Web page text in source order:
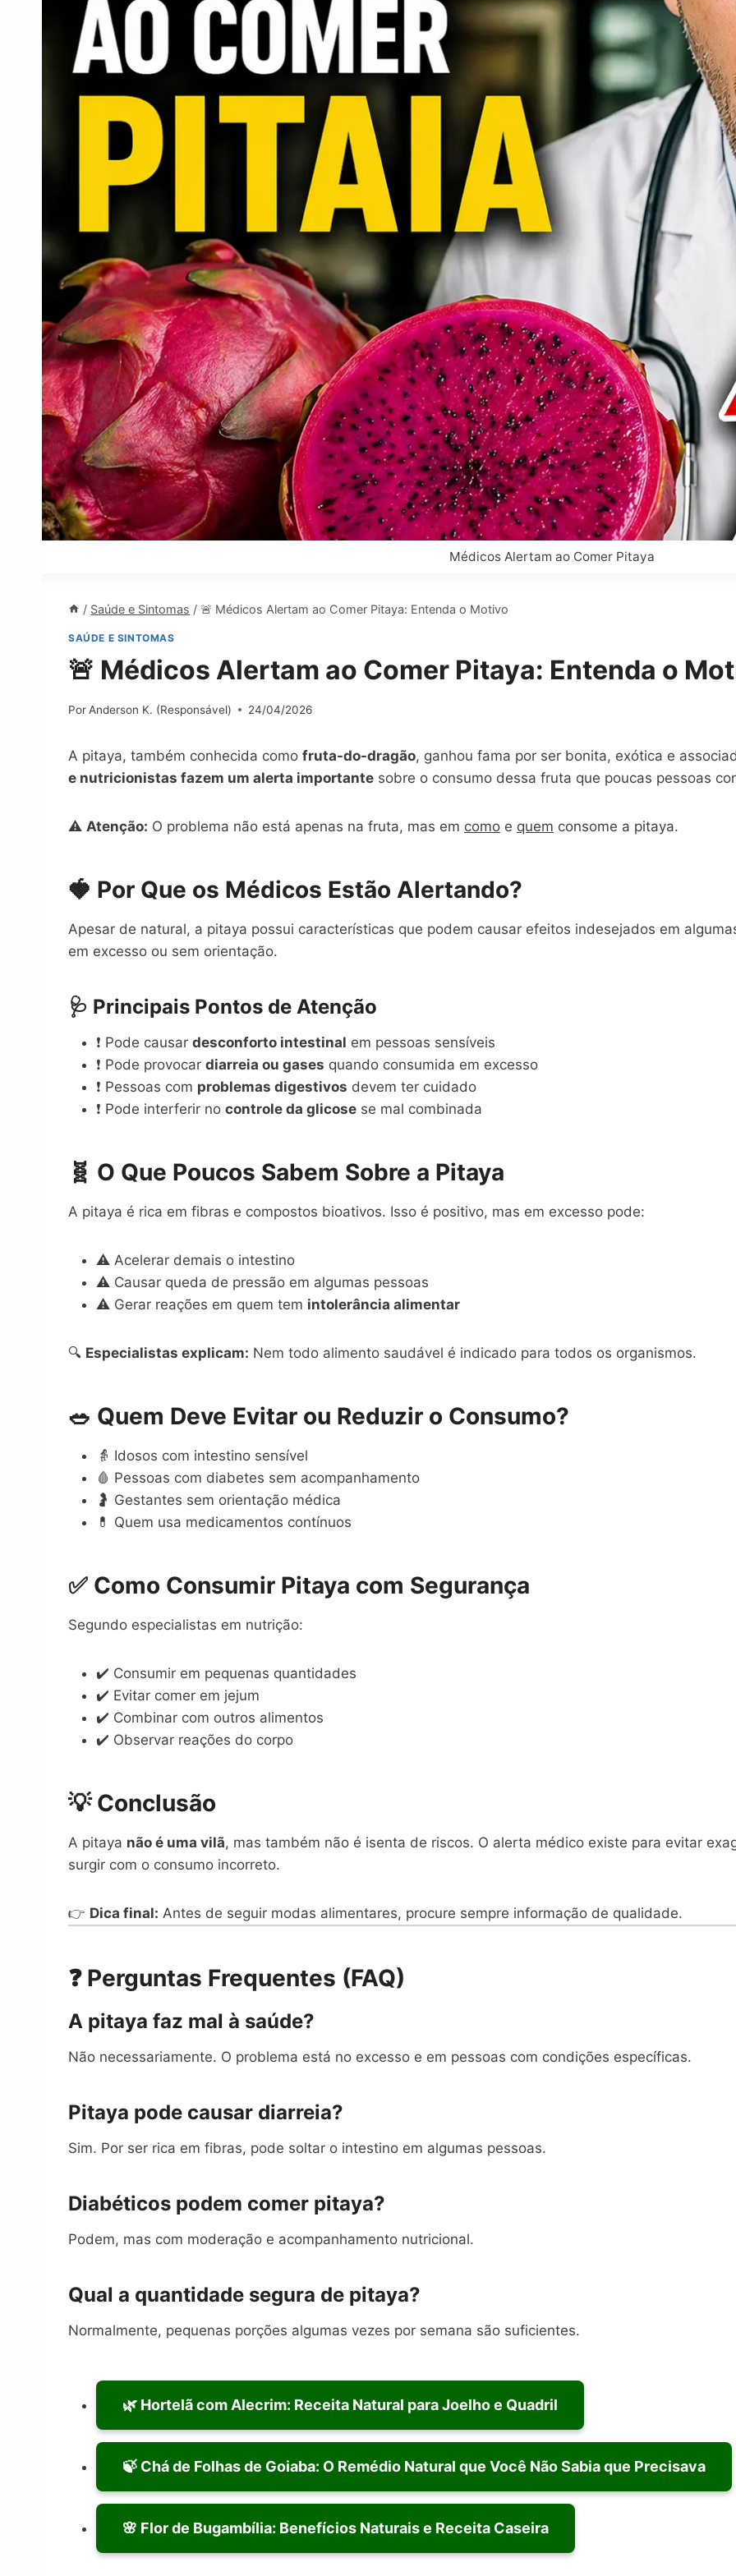
Médicos Alertam ao Comer Pitaya
/ Saúde e Sintomas / 🚨 Médicos Alertam ao Comer Pitaya: Entenda o Motivo
SAÚDE E SINTOMAS
🚨 Médicos Alertam ao Comer Pitaya: Entenda o
Por Anderson K. (Responsável) 24/04/2026
A pitaya, também conhecida como fruta-do-dragão, ganhou fama por ser bonita, exótica e
e nutricionistas fazem um alerta importante sobre o consumo dessa fruta que poucas pessoas
⚠️ Atenção: O problema não está apenas na fruta, mas em como e quem consome a pitaya.
🍓 Por Que os Médicos Estão Alertando?
Apesar de natural, a pitaya possui características que podem causar efeitos indesejados em
em excesso ou sem orientação.
🩺 Principais Pontos de Atenção
❗ Pode causar desconforto intestinal em pessoas sensíveis
❗ Pode provocar diarreia ou gases quando consumida em excesso
❗ Pessoas com problemas digestivos devem ter cuidado
❗ Pode interferir no controle da glicose se mal combinada
🧬 O Que Poucos Sabem Sobre a Pitaya
A pitaya é rica em fibras e compostos bioativos. Isso é positivo, mas em excesso pode:
⚠️ Acelerar demais o intestino
⚠️ Causar queda de pressão em algumas pessoas
⚠️ Gerar reações em quem tem intolerância alimentar
🔍 Especialistas explicam: Nem todo alimento saudável é indicado para todos os organismos.
🥗 Quem Deve Evitar ou Reduzir o Consumo?
👵 Idosos com intestino sensível
🩸 Pessoas com diabetes sem acompanhamento
🤰 Gestantes sem orientação médica
💊 Quem usa medicamentos contínuos
✅ Como Consumir Pitaya com Segurança
Segundo especialistas em nutrição:
✔️ Consumir em pequenas quantidades
✔️ Evitar comer em jejum
✔️ Combinar com outros alimentos
✔️ Observar reações do corpo
💡 Conclusão
A pitaya não é uma vilã, mas também não é isenta de riscos. O alerta médico existe para evitar
surgir com o consumo incorreto.
👉 Dica final: Antes de seguir modas alimentares, procure sempre informação de qualidade.
❓ Perguntas Frequentes (FAQ)
A pitaya faz mal à saúde?
Não necessariamente. O problema está no excesso e em pessoas com condições específicas.
Pitaya pode causar diarreia?
Sim. Por ser rica em fibras, pode soltar o intestino em algumas pessoas.
Diabéticos podem comer pitaya?
Podem, mas com moderação e acompanhamento nutricional.
Qual a quantidade segura de pitaya?
Normalmente, pequenas porções algumas vezes por semana são suficientes.
🌿 Hortelã com Alecrim: Receita Natural para Joelho e Quadril
🍃 Chá de Folhas de Goiaba: O Remédio Natural que Você Não Sabia que Precisava
🌸 Flor de Bugambília: Benefícios Naturais e Receita Caseira